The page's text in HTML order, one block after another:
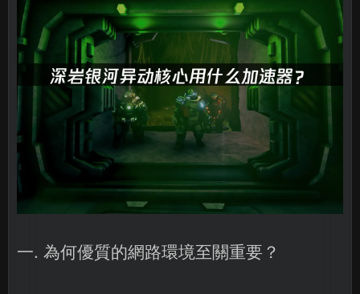
一. 為何優質的網路環境至關重要？